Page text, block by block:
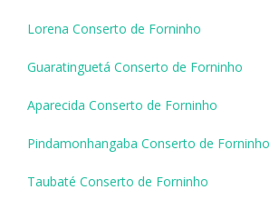
Lorena Conserto de Forninho
Guaratinguetá Conserto de Forninho
Aparecida Conserto de Forninho
Pindamonhangaba Conserto de Forninho
Taubaté Conserto de Forninho